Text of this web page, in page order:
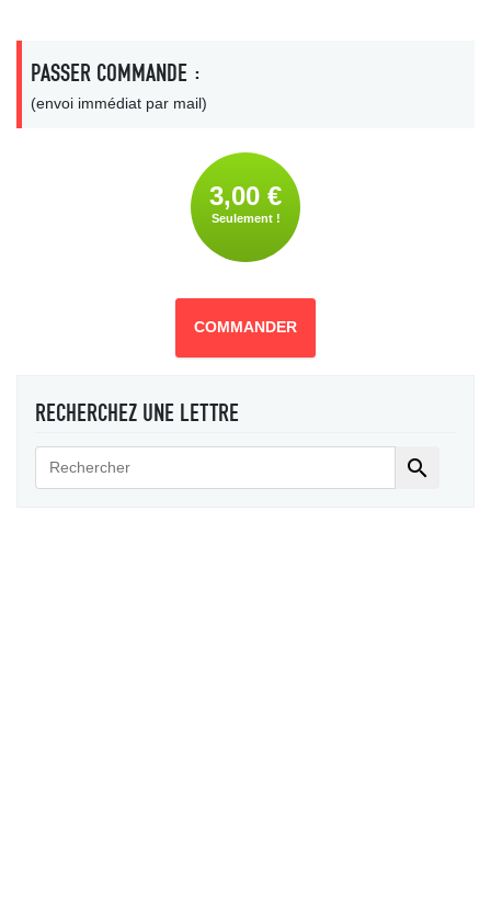
PASSER COMMANDE :
(envoi immédiat par mail)
3,00 €
Seulement !
COMMANDER
RECHERCHEZ UNE LETTRE
